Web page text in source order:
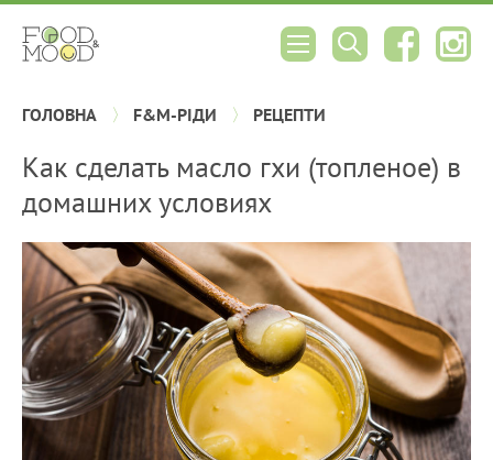
ГОЛОВНА F&M-РІДИ РЕЦЕПТИ
Как сделать масло гхи (топленое) в
домашних условиях